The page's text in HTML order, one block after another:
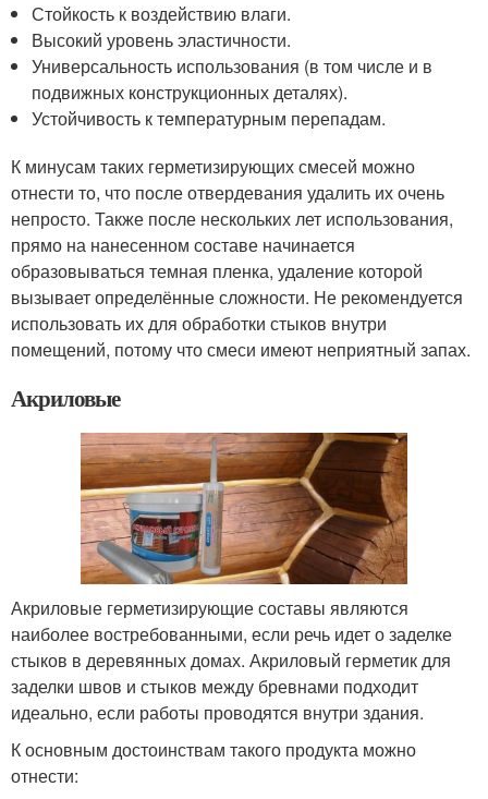
Стойкость к воздействию влаги.
Высокий уровень эластичности.
Универсальность использования (в том числе и в
подвижных конструкционных деталях).
Устойчивость к температурным перепадам.
К минусам таких герметизирующих смесей можно
отнести то, что после отвердевания удалить их очень
непросто. Также после нескольких лет использования,
прямо на нанесенном составе начинается
образовываться темная пленка, удаление которой
вызывает определённые сложности. Не рекомендуется
использовать их для обработки стыков внутри
помещений, потому что смеси имеют неприятный запах.
Акриловые
Акриловые герметизирующие составы являются
наиболее востребованными, если речь идет о заделке
стыков в деревянных домах. Акриловый герметик для
заделки швов и стыков между бревнами подходит
идеально, если работы проводятся внутри здания.
К основным достоинствам такого продукта можно
отнести: